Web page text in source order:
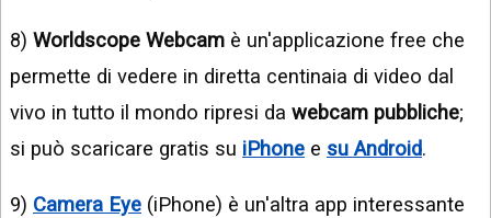
8) Worldscope Webcam è un'applicazione free che
permette di vedere in diretta centinaia di video dal
vivo in tutto il mondo ripresi da webcam pubbliche;
si può scaricare gratis su iPhone e su Android.
9) Camera Eye (iPhone) è un'altra app interessante